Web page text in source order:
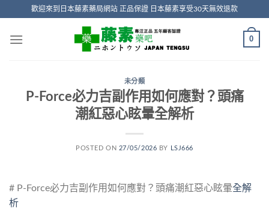
content
歡迎來到日本藤素藥局網站 正品保證 日本藤素享受30天無效退款
0
未分類
P-Force必力吉副作用如何應對？頭痛
潮紅惡心眩暈全解析
POSTED ON 27/05/2026 BY LSJ666
# P-Force必力吉副作用如何應對？頭痛潮紅惡心眩暈全解
析